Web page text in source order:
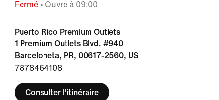
Fermé • Ouvre à 09:00
Puerto Rico Premium Outlets
1 Premium Outlets Blvd. #940
Barceloneta, PR, 00617-2560, US
7878464108
Consulter l'itinéraire